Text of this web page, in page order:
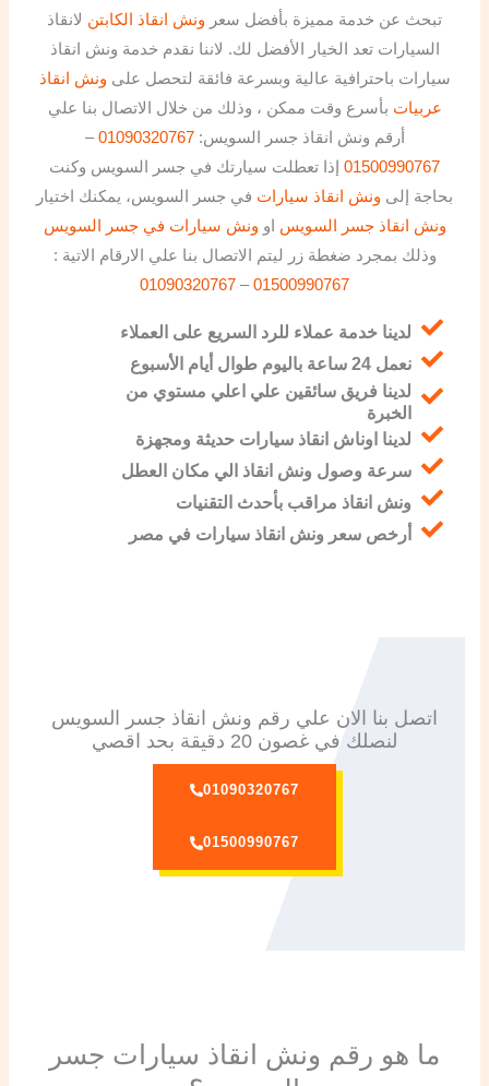
تبحث عن خدمة مميزة بأفضل سعر ونش انقاذ الكابتن لانقاذ
السيارات تعد الخيار الأفضل لك. لاننا نقدم خدمة ونش انقاذ
سيارات باحترافية عالية وبسرعة فائقة لتحصل على ونش انقاذ
عربيات بأسرع وقت ممكن ، وذلك من خلال الاتصال بنا علي
أرقم ونش انقاذ جسر السويس:01090320767
–
01500990767 إذا تعطلت سيارتك في جسر السويس وكنت
بحاجة إلى ونش انقاذ سيارات في جسر السويس، يمكنك اختيار
ونش انقاذ جسر السويس او ونش سيارات في جسر السويس
وذلك بمجرد ضغطة زر ليتم الاتصال بنا علي الارقام الاتية :
01500990767
–
01090320767
لدينا خدمة عملاء للرد السريع على العملاء
نعمل 24 ساعة باليوم طوال أيام الأسبوع
لدينا فريق سائقين علي اعلي مستوي من
الخبرة
لدينا اوناش انقاذ سيارات حديثة ومجهزة
سرعة وصول ونش انقاذ الي مكان العطل
ونش انقاذ مراقب بأحدث التقنيات
أرخص سعر ونش انقاذ سيارات في مصر
اتصل بنا الان علي رقم ونش انقاذ جسر السويس
لنصلك في غصون 20 دقيقة بحد اقصي
01090320767
01500990767
ما هو رقم ونش انقاذ سيارات جسر